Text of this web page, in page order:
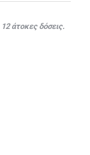
12 άτοκες δόσεις.